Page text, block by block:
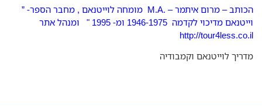
הכותב – מרום איתמר – .M.A מומחה לוייטנאם , מחבר הספר- ”
מדיכוי לקדמה 1946-1975 ומ- 1995 " ומנהל אתר
http://
לוייטנאם וקמבודיה